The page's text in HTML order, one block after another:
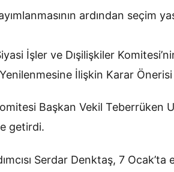
ardından seçim
İşler ve Dışilişkiler
İlişkin Karar
Başkan Vekil Teberrüken
getirdi.
Serdar Denktaş, 7